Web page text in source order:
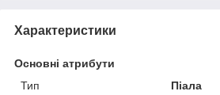
Характеристики
Основні атрибути
Тип
Піала